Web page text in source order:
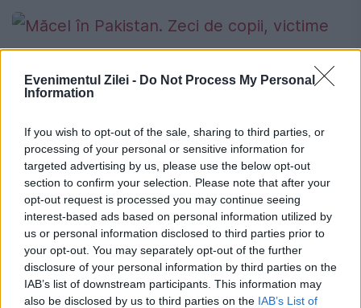
Evenimentul Zilei - Do Not Process My Personal
Information
If you wish to opt-out of the sale, sharing to third parties, or
processing of your personal or sensitive information for
targeted advertising by us, please use the below opt-out
section to confirm your selection. Please note that after your
opt-out request is processed you may continue seeing
interest-based ads based on personal information utilized by
us or personal information disclosed to third parties prior to
your opt-out. You may separately opt-out of the further
disclosure of your personal information by third parties on the
IAB’s list of downstream participants. This information may
also be disclosed by us to third parties on the IAB’s List of
Măcel în Pakistan. Zeci de copii,
17 DECEMBRIE 2014
Pakistanul este în stare de șoc, după cel
mai grav atac terorist comis de la atentatul
din 2007, când a revenit în țară fostul
premier Benazir Bhutto, până acum.
Talibanii...